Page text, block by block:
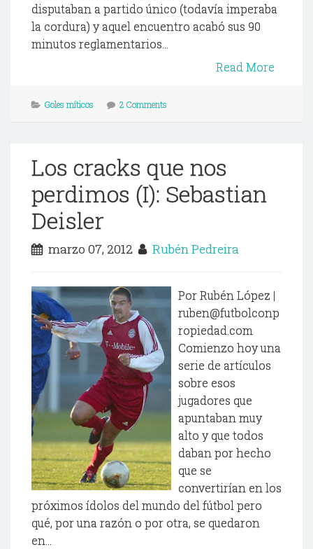
disputaban a partido único (todavía imperaba
la cordura) y aquel encuentro acabó sus 90
minutos reglamentarios...
Read More
Goles míticos 2 Comments
Los cracks que nos
perdimos (I): Sebastian
Deisler
marzo 07, 2012 Rubén Pedreira
Por Rubén López |
ruben@futbolconp
ropiedad.com
Comienzo hoy una
serie de artículos
sobre esos
jugadores que
apuntaban muy
alto y que todos
daban por hecho
que se
convertirían en los
próximos ídolos del mundo del fútbol pero
qué, por una razón o por otra, se quedaron
en...